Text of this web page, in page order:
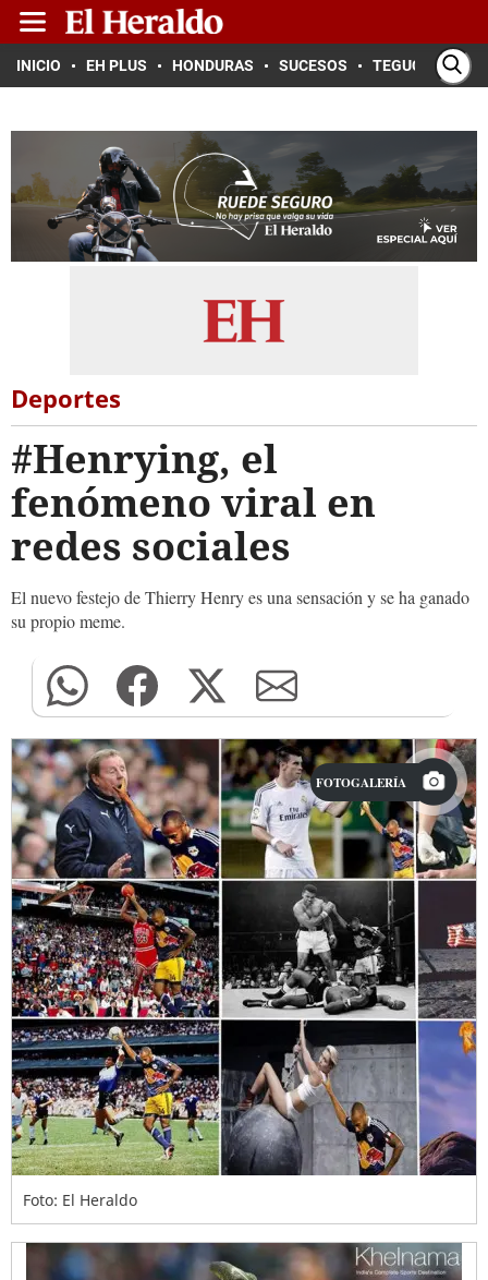
INICIO EH PLUS HONDURAS SUCESOS TEGUCIGALPA
Deportes
#Henrying, el
fenómeno viral en
redes sociales
El nuevo festejo de Thierry Henry es una sensación y se ha ganado
su propio meme.
FOTOGALERÍA
Foto: El Heraldo